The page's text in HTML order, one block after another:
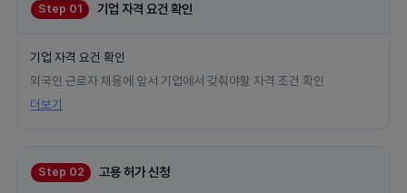
Step 01 기업 자격 요건 확인
기업 자격 요건 확인
외국인 근로자 채용에 앞서 기업에서 갖춰야할 자격 조건 확인
더보기
Step 02 고용 허가 신청